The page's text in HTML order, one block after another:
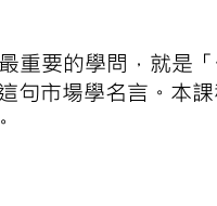
重要的學問，就是
句市場學名言。本